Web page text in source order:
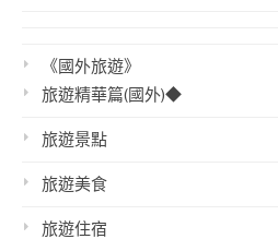
《國外旅遊》
旅遊精華篇(國外)◆
旅遊景點
旅遊美食
旅遊住宿